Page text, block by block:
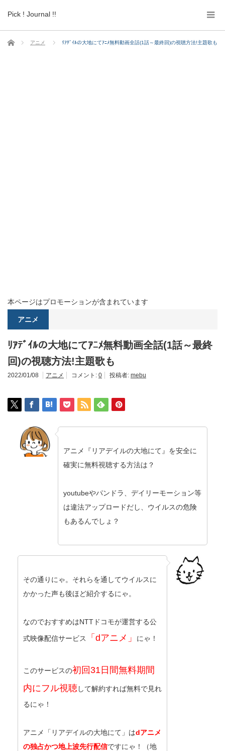
Pick ! Journal !!
ホーム アニメ ﾘｱﾃﾞｲﾙの大地にてｱﾆﾒ無料動画全話(1話～最終回)の視聴方法!主題歌も
本ページはプロモーションが含まれています
アニメ
ﾘｱﾃﾞｲﾙの大地にてｱﾆﾒ無料動画全話(1話～最終
回)の視聴方法!主題歌も
2022/01/08 アニメ コメント: 0 投稿者: mebu
アニメ『リアデイルの大地にて』を安全に
確実に無料視聴する方法は？
youtubeやパンドラ、デイリーモーション等
は違法アップロードだし、ウイルスの危険
もあるんでしょ？
その通りにゃ。それらを通してウイルスに
かかった声も後ほど紹介するにゃ。
なのでおすすめはNTTドコモが運営する公
式映像配信サービス 「dアニメ」 にゃ！
このサービスの初回31日間無料期間
内にフル視聴して解約すれば無料で見れ
るにゃ！
アニメ「リアデイルの大地にて」はdアニメ
の独占かつ地上波先行配信ですにゃ！（地